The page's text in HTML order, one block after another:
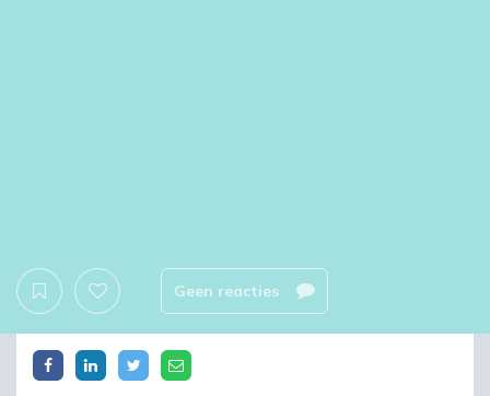
Geen reacties